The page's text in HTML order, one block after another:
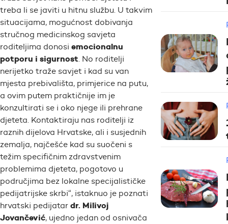
treba li se javiti u hitnu službu. U takvim
situacijama, mogućnost dobivanja
stručnog medicinskog savjeta
roditeljima donosi emocionalnu
potporu i sigurnost. No roditelji
nerijetko traže savjet i kad su van
mjesta prebivališta, primjerice na putu,
a ovim putem praktičnije im je
konzultirati se i oko njege ili prehrane
djeteta. Kontaktiraju nas roditelji iz
raznih dijelova Hrvatske, ali i susjednih
zemalja, najčešće kad su suočeni s
težim specifičnim zdravstvenim
problemima djeteta, pogotovo u
područjima bez lokalne specijalističke
pedijatrijske skrbi“, istaknuo je poznati
hrvatski pedijatar dr. Milivoj
Jovančević, ujedno jedan od osnivača